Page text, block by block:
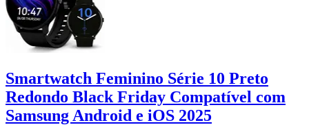
Smartwatch Feminino Série 10 Preto
Redondo Black Friday Compatível com
Samsung Android e iOS 2025